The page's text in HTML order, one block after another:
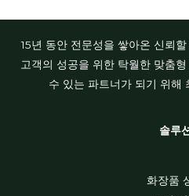
15년 동안 전문성을 쌓아온 신뢰
고객의 성공을 위한 탁월한 맞춤
수 있는 파트너가 되기 위해
솔루
화장품